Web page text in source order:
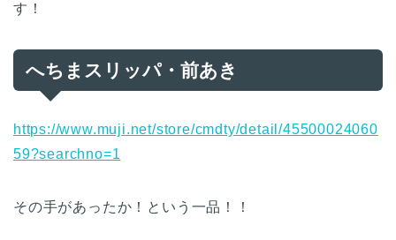
す！
へちまスリッパ・前あき
https://www.muji.net/store/cmdty/detail/45500024060
59?searchno=1
その手があったか！という一品！！